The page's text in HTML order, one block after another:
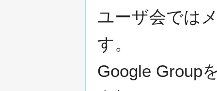
ユーザ会では
す。
Google Group